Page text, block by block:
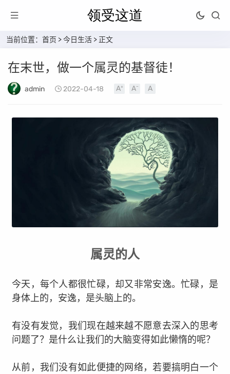
当前位置： 首页 >今日生活 > 正文
在末世，做一个属灵的基督徒！
admin 2022-04-18
属灵的人
今天，每个人都很忙碌，却又非常安逸。忙碌，是
身体上的，安逸，是头脑上的。
有没有发觉，我们现在越来越不愿意去深入的思考
问题了？ 是什么让我们的大脑变得如此懒惰的呢？
从前，我们没有如此便捷的网络，若要搞明白一个